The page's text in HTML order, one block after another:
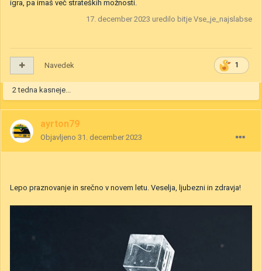
igra, pa imaš več strateških možnosti.
17. december 2023 uredilo bitje Vse_je_najslabse
1
Navedek
2 tedna kasneje...
ayrton79
Objavljeno 31. december 2023
Lepo praznovanje in srečno v novem letu. Veselja, ljubezni in zdravja!